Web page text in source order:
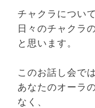
チャクラについ
日々のチャクラ
と思います。
このお話し会では
あなたのオーラ
なく、